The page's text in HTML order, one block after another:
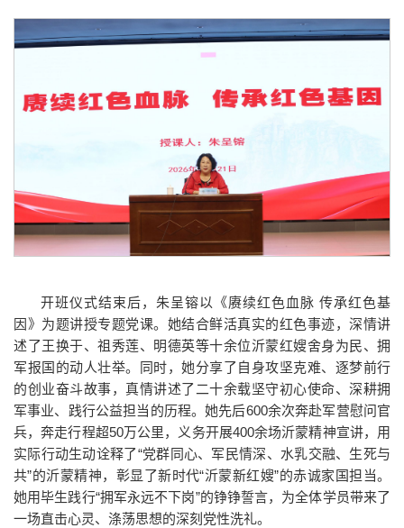
开班仪式结束后，朱呈镕以《赓续红色血脉 传承红色基
因》为题讲授专题党课。她结合鲜活真实的红色事迹，深情讲
述了王换于、祖秀莲、明德英等十余位沂蒙红嫂舍身为民、拥
军报国的动人壮举。同时，她分享了自身攻坚克难、逐梦前行
的创业奋斗故事，真情讲述了二十余载坚守初心使命、深耕拥
军事业、践行公益担当的历程。她先后600余次奔赴军营慰问官
兵，奔走行程超50万公里，义务开展400余场沂蒙精神宣讲，用
实际行动生动诠释了“党群同心、军民情深、水乳交融、生死与
共”的沂蒙精神，彰显了新时代“沂蒙新红嫂”的赤诚家国担当。
她用毕生践行“拥军永远不下岗”的铮铮誓言，为全体学员带来了
一场直击心灵、涤荡思想的深刻党性洗礼。